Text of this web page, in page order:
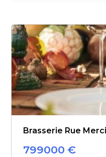
Brasserie Rue
799000 €